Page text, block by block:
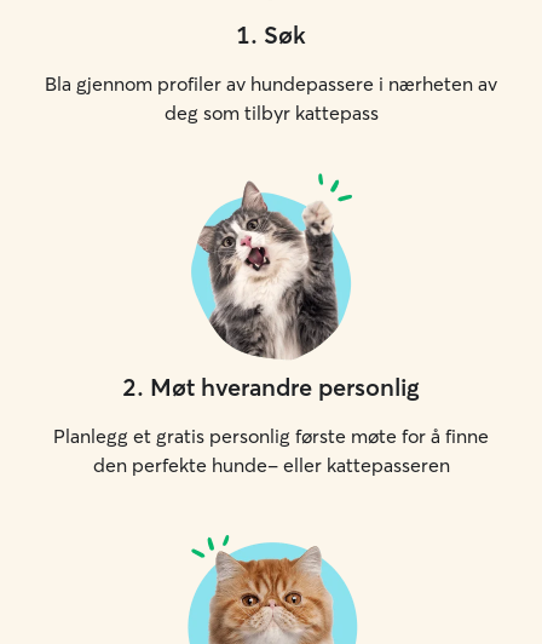
1. Søk
Bla gjennom profiler av hundepassere i nærheten av
deg som tilbyr kattepass
2. Møt hverandre personlig
Planlegg et gratis personlig første møte for å finne
den perfekte hunde- eller kattepasseren